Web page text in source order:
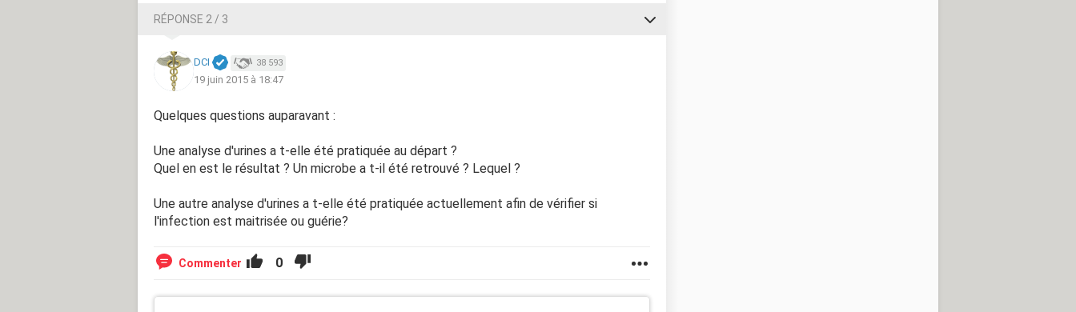
RÉPONSE 2 / 3
DCI 38 593
19 juin 2015 à 18:47
Quelques questions auparavant :
Une analyse d'urines a t-elle été pratiquée au départ ?
Quel en est le résultat ? Un microbe a t-il été retrouvé ? Lequel ?
Une autre analyse d'urines a t-elle été pratiquée actuellement afin de vérifier si
l'infection est maitrisée ou guérie?
Commenter 0